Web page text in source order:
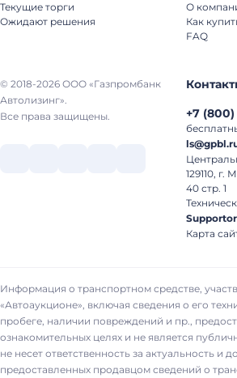
© 2018-2026 ООО «Газпромбанк
Автолизинг».
Все права защищены.
Текущие торги
Ожидают решения
О
Как
FAQ
+7 (800)
129110,
40 стр. 1
Карта
Информация о транспортном средстве,
«Автоаукционе», включая сведения о его
пробеге, наличии повреждений и пр.,
ознакомительных целях и не является
не несет ответственность за актуальность и
предоставленных продавцом сведений о